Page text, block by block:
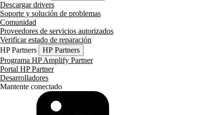
Descargar drivers
Soporte y solución de problemas
Comunidad
Proveedores de servicios autorizados
Verificar estado de reparación
HP Partners
HP Partners
Programa HP Amplify Partner
Portal HP Partner
Desarrolladores
Mantente conectado